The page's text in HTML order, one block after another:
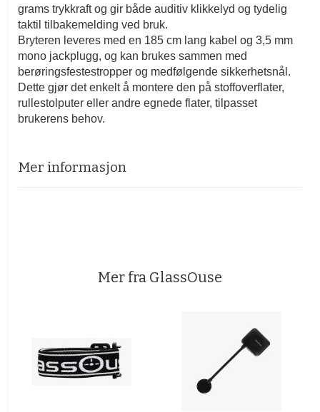
grams trykkraft og gir både auditiv klikkelyd og tydelig
taktil tilbakemelding ved bruk.
Bryteren leveres med en 185 cm lang kabel og 3,5 mm
mono jackplugg, og kan brukes sammen med
berøringsfestestropper og medfølgende sikkerhetsnål.
Dette gjør det enkelt å montere den på stoffoverflater,
rullestolputer eller andre egnede flater, tilpasset
brukerens behov.
Mer informasjon
Mer fra GlassOuse